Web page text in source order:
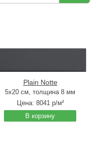
Plain Notte
5x20 см, толщина 8 мм
Цена: 8041 р/м²
В корзину